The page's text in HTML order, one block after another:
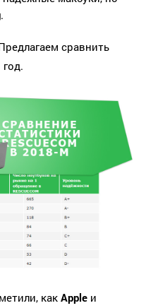
.
сравнить
как Apple и